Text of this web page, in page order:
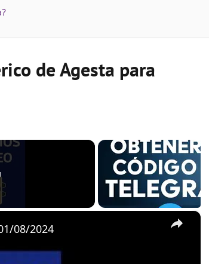
de Agesta para
×
08/2024